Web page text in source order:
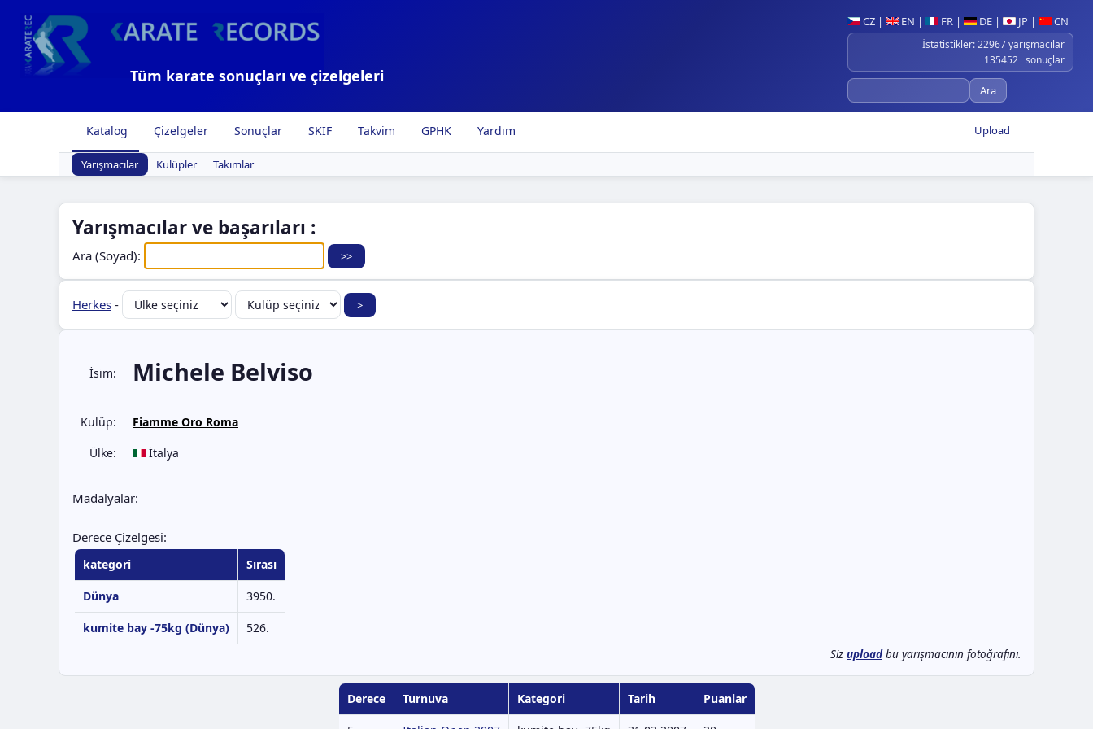
CZ | EN | FR | DE | JP | CN
İstatistikler: 22967 yarışmacılar
135452 sonuçlar
Tüm karate sonuçları ve çizelgeleri
Upload
Katalog Çizelgeler Sonuçlar SKIF Takvim GPHK Yardım
Yarışmacılar Kulüpler Takımlar
Yarışmacılar ve başarıları :
Ara (Soyad):
Herkes -
İsim: Michele Belviso
Kulüp:
Fiamme Oro Roma
Ülke:
İtalya
Madalyalar:
Derece Çizelgesi:
kategori Sırası
Dünya 3950.
kumite bay -75kg (Dünya) 526.
Siz uploadbu yarışmacının fotoğrafını.
Derece Turnuva Kategori Tarih Puanlar